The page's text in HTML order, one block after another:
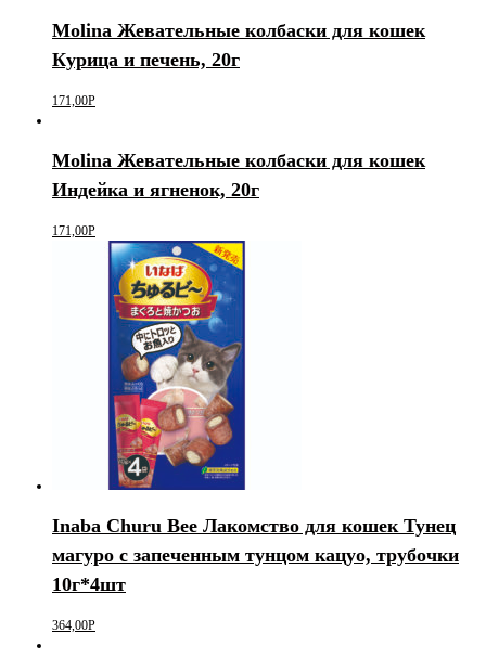
Molina Жевательные колбаски для кошек
Курица и печень, 20г
171,00Р
Molina Жевательные колбаски для кошек
Индейка и ягненок, 20г
171,00Р
Inaba Churu Bee Лакомство для кошек Тунец
магуро с запеченным тунцом кацуо, трубочки
10г*4шт
364,00Р